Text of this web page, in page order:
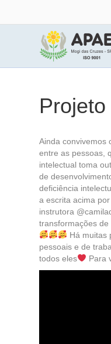
Ainda convivemos
entre as pessoas,
intelectual toma
de
deficiência
a escrita acima
instrutora
transformações de
Há muitas
pessoais e de
todos eles
Para